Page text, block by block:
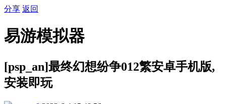
分享 返回
易游模拟器
[psp_an]最终幻想纷争012繁安卓手机版,
安装即玩